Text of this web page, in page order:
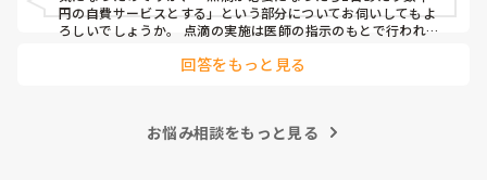
円の自費サービスとする」という部分についてお伺いしてもよ
ろしいでしょうか。 点滴の実施は医師の指示のもとで行われる
ただく」という形にすると、介護保険や医療保険の算定との関
回答をもっと見る
お悩み相談をもっと見る